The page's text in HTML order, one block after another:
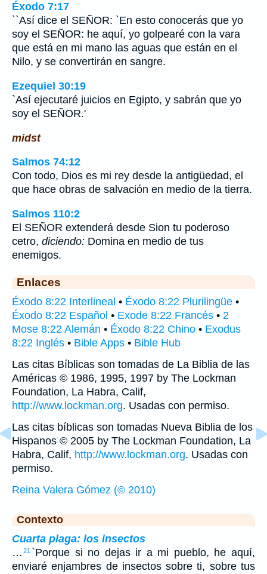
Éxodo 7:17
``Así dice el SEÑOR: `En esto conocerás que yo
soy el SEÑOR: he aquí, yo golpearé con la vara
que está en mi mano las aguas que están en el
Nilo, y se convertirán en sangre.
Ezequiel 30:19
`Así ejecutaré juicios en Egipto, y sabrán que yo
soy el SEÑOR.'
midst
Salmos 74:12
Con todo, Dios es mi rey desde la antigüedad, el
que hace obras de salvación en medio de la tierra.
Salmos 110:2
El SEÑOR extenderá desde Sion tu poderoso
cetro, diciendo: Domina en medio de tus
enemigos.
Enlaces
Éxodo 8:22 Interlineal • Éxodo 8:22 Plurilingüe •
Éxodo 8:22 Español • Exode 8:22 Francés • 2
Mose 8:22 Alemán • Éxodo 8:22 Chino • Exodus
8:22 Inglés • Bible Apps • Bible Hub
Las citas Bíblicas son tomadas de La Biblia de las
Américas © 1986, 1995, 1997 by The Lockman
Foundation, La Habra, Calif,
http://www.lockman.org. Usadas con permiso.
Las citas bíblicas son tomadas Nueva Biblia de los
Hispanos © 2005 by The Lockman Foundation, La
Habra, Calif, http://www.lockman.org. Usadas con
permiso.
Reina Valera Gómez (© 2010)
Contexto
Cuarta plaga: los insectos
… 21 `Porque si no dejas ir a mi pueblo, he aquí,
enviaré enjambres de insectos sobre ti, sobre tus